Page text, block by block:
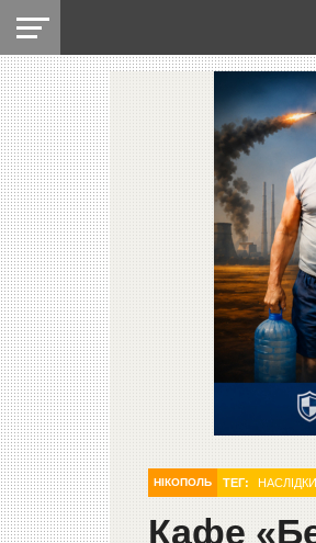
НІКОПОЛЬ ТЕГ:
Кафе